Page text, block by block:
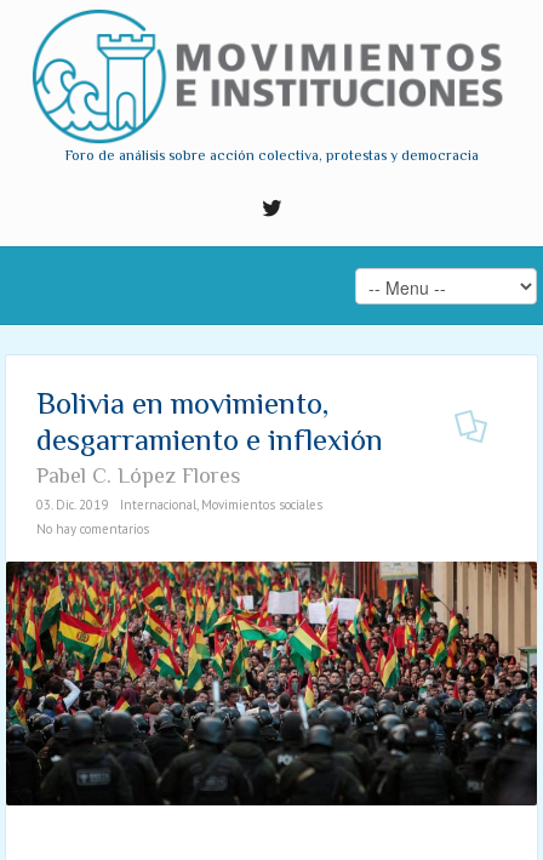
Foro de análisis sobre acción colectiva, protestas y democracia
Bolivia en movimiento,
desgarramiento e inflexión
Pabel C. López Flores
03. Dic. 2019 Internacional, Movimientos sociales
No hay comentarios